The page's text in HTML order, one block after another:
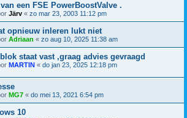
een FSE PowerBoostValve .
Järv « zo mar 23, 2003 11:12 pm
opnieuw inleren lukt niet
Adriaan « zo aug 10, 2025 11:38 am
staat vast ,graag advies gevraagd
MARTIN « do jan 23, 2025 12:18 pm
MG7 « do mei 13, 2021 6:54 pm
10